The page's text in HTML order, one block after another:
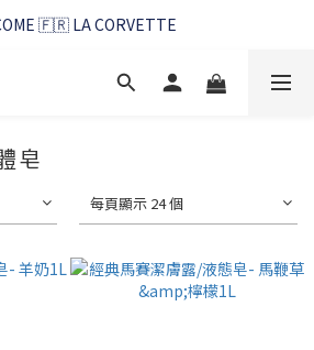
🇫🇷 LA CORVETTE
🇫🇷 LA CORVETTE
好友季~純淨清潔的相伴
皂
每頁顯示 24 個